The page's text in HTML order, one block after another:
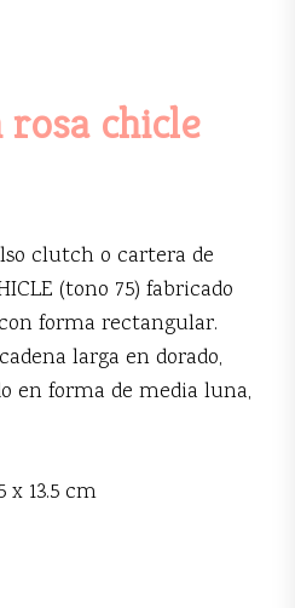
chicle
clutch o cartera de
(tono 75) fabricado
forma rectangular.
larga en dorado,
en forma de media luna,
x 13.5 cm